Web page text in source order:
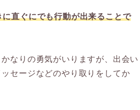
直ぐにでも行動が出来ることで
なりの勇気がいりますが、出会い
セージなどのやり取りをしてか